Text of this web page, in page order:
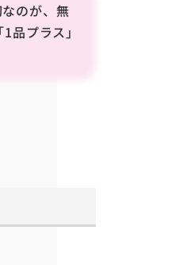
のが、無
プラス」